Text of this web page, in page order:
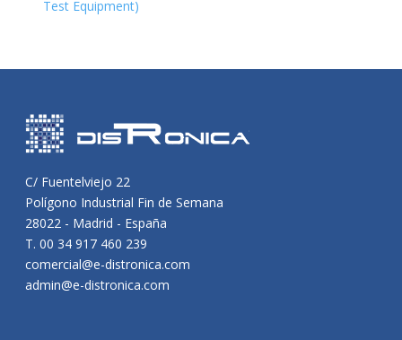
Test Equipment)
C/ Fuentelviejo 22
Polígono Industrial Fin de Semana
28022 - Madrid - España
T. 00 34 917 460 239
comercial@e-distronica.com
admin@e-distronica.com